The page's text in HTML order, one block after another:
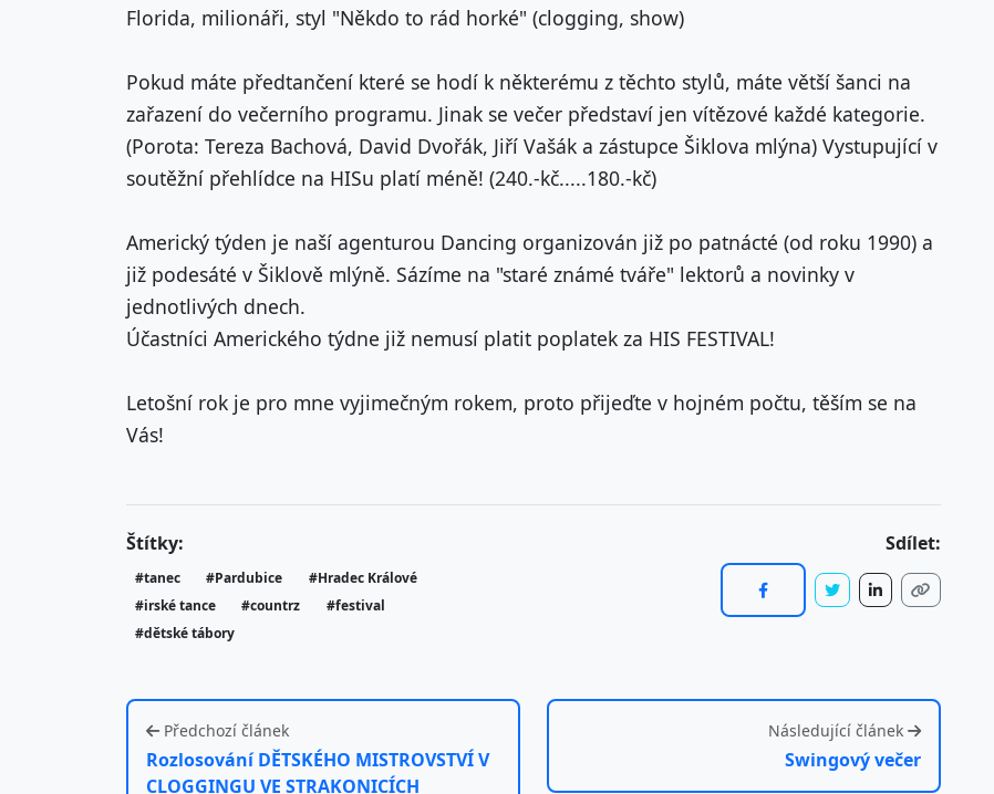
Florida, milionáři, styl "Někdo to rád horké" (clogging, show)
Pokud máte předtančení které se hodí k některému z těchto stylů, máte větší šanci na
zařazení do večerního programu. Jinak se večer představí jen vítězové každé kategorie.
(Porota: Tereza Bachová, David Dvořák, Jiří Vašák a zástupce Šiklova mlýna) Vystupující v
soutěžní přehlídce na HISu platí méně! (240.-kč.....180.-kč)
Americký týden je naší agenturou Dancing organizován již po patnácté (od roku 1990) a
již podesáté v Šiklově mlýně. Sázíme na "staré známé tváře" lektorů a novinky v
jednotlivých dnech.
Účastníci Amerického týdne již nemusí platit poplatek za HIS FESTIVAL!
Letošní rok je pro mne vyjimečným rokem, proto přijeďte v hojném počtu, těším se na
Vás!
Štítky:
#tanec #Pardubice
#Hradec Králové
#irské tance
#countrz
#festival
#dětské tábory
Sdílet:
Předchozí článek
Rozlosování DĚTSKÉHO MISTROVSTVÍ V
CLOGGINGU VE STRAKONICÍCH
Následující článek
Swingový večer